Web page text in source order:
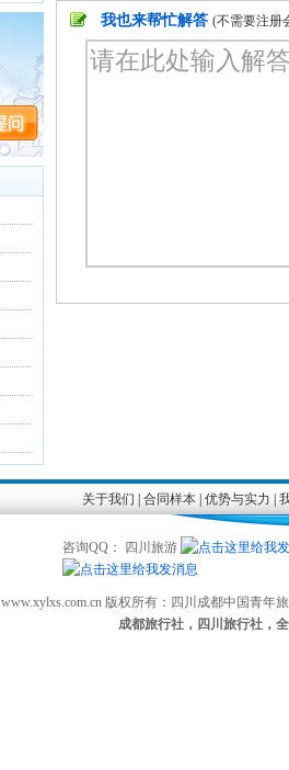
我也来帮忙解答 (不需要注册
关于我们 合同样本| 优势与实力
咨询QQ： 四川旅游
www.xylxs.com.cn 版权所有：四川成都中国青
成都旅行社，四川旅行社，